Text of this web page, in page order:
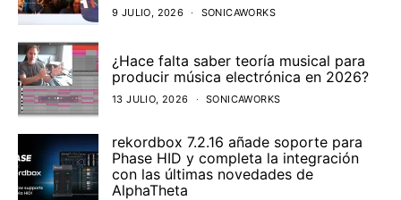
9 JULIO, 2026 SONICAWORKS
¿Hace falta saber teoría musical para
producir música electrónica en 2026?
13 JULIO, 2026 SONICAWORKS
rekordbox 7.2.16 añade soporte para
Phase HID y completa la integración
con las últimas novedades de
AlphaTheta